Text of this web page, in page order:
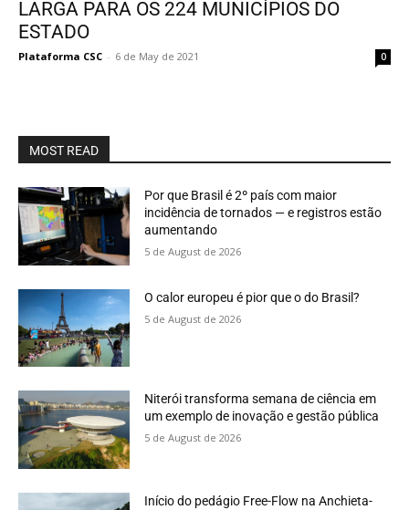
LARGA PARA OS 224 MUNICÍPIOS DO
ESTADO
Plataforma CSC - 6 de May de 2021 0
MOST READ
Por que Brasil é 2º país com maior
incidência de tornados — e registros estão
aumentando
5 de August de 2026
O calor europeu é pior que o do Brasil?
5 de August de 2026
Niterói transforma semana de ciência em
um exemplo de inovação e gestão pública
5 de August de 2026
Início do pedágio Free-Flow na Anchieta-